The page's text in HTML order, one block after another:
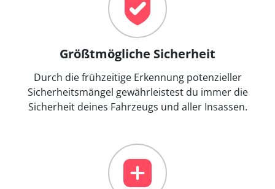
Größtmögliche Sicherheit
Durch die frühzeitige Erkennung potenzieller
Sicherheitsmängel gewährleistest du immer die
Sicherheit deines Fahrzeugs und aller Insassen.